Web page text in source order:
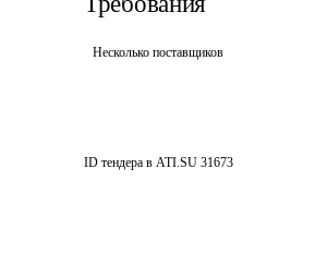
Несколько поставщиков
ID тендера в ATI.SU 31673